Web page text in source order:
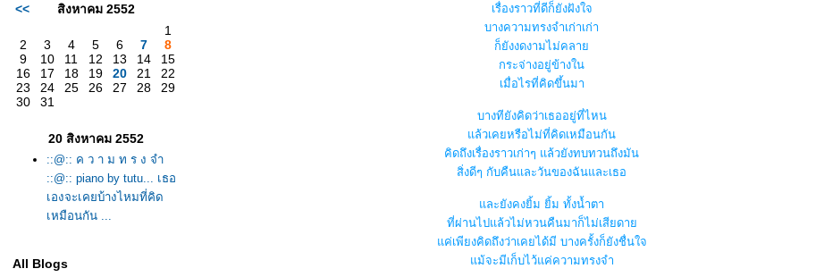
<<
สิงหาคม 2552
1
2
3 4 5 6 7
8
9
10 11 12 13 14
15
16
17 18 19 20 21
22
23
24 25 26 27 28
29
30
31
20 สิงหาคม 2552
::@:: ค ว า ม ท ร ง จำ
::@:: piano by tutu... เธอ
เองจะเคยบ้างไหมที่คิด
เหมือนกัน ...
All Blogs
เรื่องราวที่ดีก็ยังฝังใจ
บางความทรงจำเก่าเก่า
ก็ยังงดงามไม่คลา
กระจ่างอยู่ข้างใน
เมื่อไรที่คิดขึ้นมา
บางทียังคิดว่าเธออยู่ที่ไหน
ล้วเคยหรือไม่ที่คิดเหมือนกัน
คิดถึงเรื่องราวเก่าๆ แล้วยังทบทวนถึงมัน
สิ่งดีๆ กับคืนและวันของฉันและเธอ
ละยังคงยิ้ม ยิ้ม ทั้งน้ำตา
ที่ผ่านไปแล้วไม่หวนคืนมาก็ไม่เสียดา
ค่เพียงคิดถึงว่าเคยได้มี บางครั้งก็ยังชื่นใจ
ม้จะมีเก็บไว้แค่ความทรงจำ